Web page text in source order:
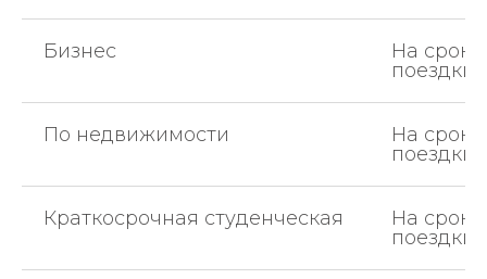
Бизнес
На сроки
поездки
По недвижимости
На сроки
поездки
Краткосрочная студенческая
На сроки
поездки